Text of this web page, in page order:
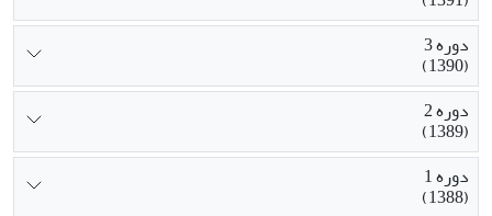
دوره 3
(1390)
دوره 2
(1389)
دوره 1
(1388)